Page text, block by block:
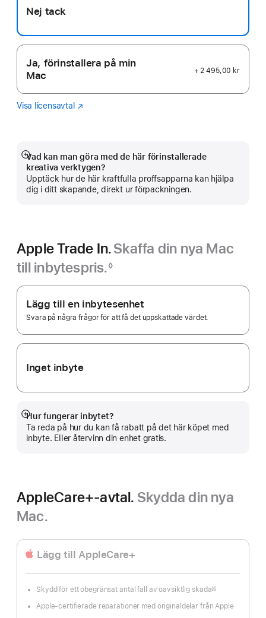
Nej tack
Ja, förinstallera på min
Mac
+ 2 495,00 kr
Visa licensavtal
Logic
(Öppnas
fönster)
Vad kan man göra med de här förinstallerade
kreativa verktygen?
Upptäck hur de här kraftfulla proffsapparna kan hjälpa
dig i ditt skapande, direkt ur förpackningen.
Visa
mer
Apple Trade In.Skaffa din nya Mac
till inbytespris.◊
Apple
Trade In.
Lägg till en inbytesenhet
Svara på några frågor för att få det uppskattade värdet.
Inget inbyte
Hur fungerar inbytet?
Ta reda på hur du kan få rabatt på det här köpet med
inbyte. Eller återvinn din enhet gratis.
Visa
mer
AppleCare+-avtal. Skydda din nya
Mac.
Lägg till AppleCare+
Skydd för ett obegränsat antal fall av oavsiktlig skada
Fotnot
§§
Apple-certifierade reparationer med originaldelar från Apple